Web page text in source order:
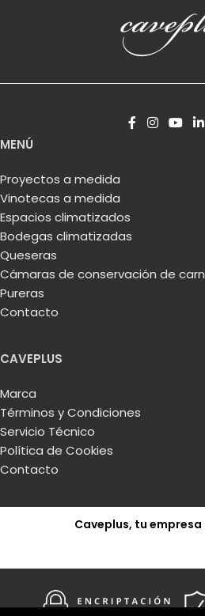
MENÚ
Proyectos a medida
Vinotecas a medida
Espacios climatizados
Bodegas climatizadas
Queseras
Cámaras de conservación de
Pureras
Contacto
CAVEPLUS
Marca
Términos y Condiciones
Servicio Técnico
Política de Cookies
Contacto
Caveplus, tu